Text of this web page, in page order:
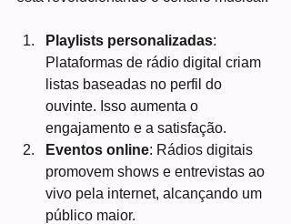
Playlists personalizadas:
Plataformas de rádio digital criam
listas baseadas no perfil do
ouvinte. Isso aumenta o
engajamento e a satisfação.
Eventos online: Rádios digitais
promovem shows e entrevistas ao
vivo pela internet, alcançando um
público maior.